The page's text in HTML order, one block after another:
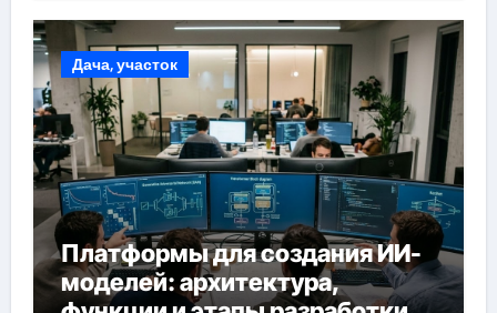
Дача, участок
Платформы для создания ИИ-
моделей: архитектура,